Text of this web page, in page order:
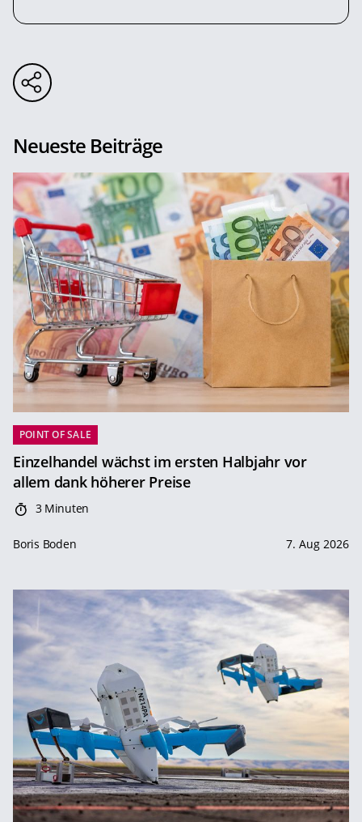
Neueste Beiträge
POINT OF SALE
Einzelhandel wächst im ersten Halbjahr vor
allem dank höherer Preise
3 Minuten
Boris Boden 7. Aug 2026